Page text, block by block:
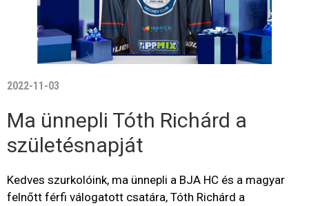
2022-11-03
Ma ünnepli Tóth Richárd a
születésnapját
Kedves szurkolóink, ma ünnepli a BJA HC és a magyar
felnőtt férfi válogatott csatára, Tóth Richárd a